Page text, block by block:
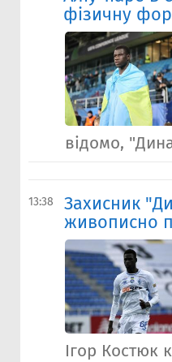
фізичну
відомо,
13:38
Захисник
живописно
Ігор Костюк